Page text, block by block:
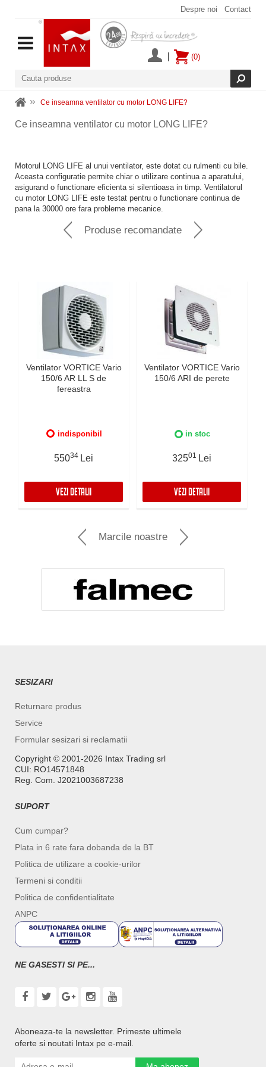
Despre noi Contact
(0)
Ce inseamna ventilator cu motor LONG LIFE?
Ce inseamna ventilator cu motor LONG LIFE?
Motorul LONG LIFE al unui ventilator, este dotat cu rulmenti cu bile.
Aceasta configuratie permite chiar o utilizare continua a aparatului,
asigurand o functionare eficienta si silentioasa in timp. Ventilatorul
cu motor LONG LIFE este testat pentru o functionare continua de
pana la 30000 ore fara probleme mecanice.
Produse recomandate
Ventilator VORTICE Vario
150/6 AR LL S de
fereastra
indisponibil
55034 Lei
VEZI DETALII
Ventilator VORTICE Vario
150/6 ARI de perete
in stoc
32501 Lei
VEZI DETALII
Marcile noastre
SESIZARI
Returnare produs
Service
Formular sesizari si reclamatii
Copyright ©️ 2001-2026 Intax Trading srl
CUI: RO14571848
Reg. Com. J2021003687238
SUPORT
Cum cumpar?
Plata in 6 rate fara dobanda de la BT
Politica de utilizare a cookie-urilor
Termeni si conditii
Politica de confidentialitate
ANPC
NE GASESTI SI PE...
Aboneaza-te la newsletter. Primeste ultimele
oferte si noutati Intax pe e-mail.